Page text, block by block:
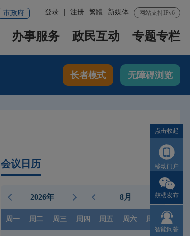
网站支持IPv6
新媒体
繁體
登录 注册
市政府
办事服务 政民互动 专题专栏
长者模式 无障碍浏览
会议日历
2026年 8月
周一 周二 周三 周四 周五 周六 周日
点击收起
移动门户
鼓楼发布
智能问答